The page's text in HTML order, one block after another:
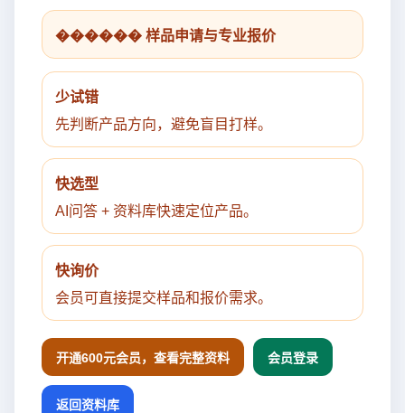
������ 样品申请与专业报价
少试错
先判断产品方向，避免盲目打样。
快选型
AI问答 + 资料库快速定位产品。
快询价
会员可直接提交样品和报价需求。
开通600元会员，查看完整资料 会员登录
返回资料库